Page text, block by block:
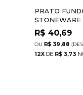
PRATO
STONEWARE
BRASIL
R$ 40,69
R$ 39,88
12X DE R$ 3,73